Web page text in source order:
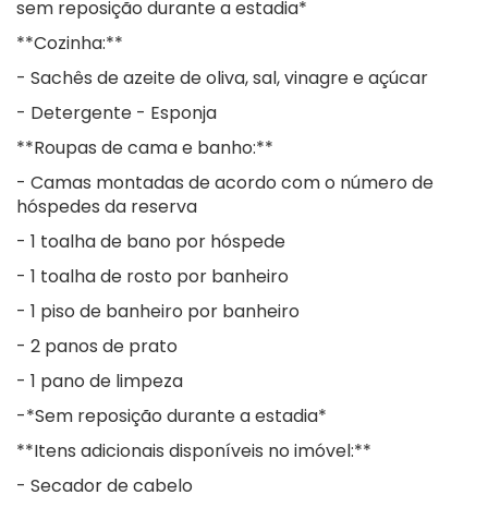
sem reposição durante a estadia*
**Cozinha:**
- Sachês de azeite de oliva, sal, vinagre e açúcar
- Detergente - Esponja
**Roupas de cama e banho:**
- Camas montadas de acordo com o número de
hóspedes da reserva
- 1 toalha de bano por hóspede
- 1 toalha de rosto por banheiro
- 1 piso de banheiro por banheiro
- 2 panos de prato
- 1 pano de limpeza
-*Sem reposição durante a estadia*
**Itens adicionais disponíveis no imóvel:**
- Secador de cabelo